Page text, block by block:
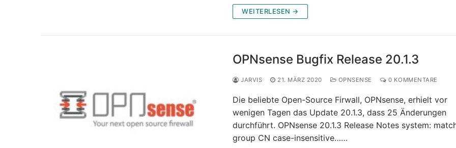
WEITERLESEN →
OPNsense Bugfix Release 20.1.3
JARVIS 21. MÄRZ 2020 OPNSENSE 0 KOMMENTARE
Die beliebte Open-Source Firwall, OPNsense, erhielt vor
wenigen Tagen das Update 20.1.3, dass 25 Änderungen
durchführt. OPNsense 20.1.3 Release Notes system:
group CN case-insensitive……